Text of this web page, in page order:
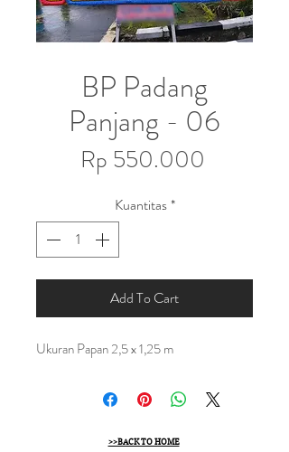
BP Padang
Panjang - 06
Rp 550.000
Kuantitas*
Add To Cart
Ukuran Papan 2,5 x 1,25 m
>>BACK TO HOME